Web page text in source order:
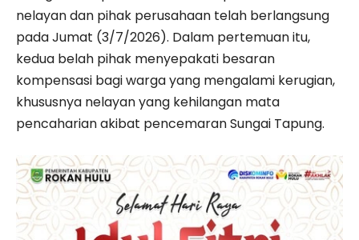
nelayan dan pihak perusahaan telah berlangsung
pada Jumat (3/7/2026). Dalam pertemuan itu,
kedua belah pihak menyepakati besaran
kompensasi bagi warga yang mengalami kerugian,
khususnya nelayan yang kehilangan mata
pencaharian akibat pencemaran Sungai Tapung.